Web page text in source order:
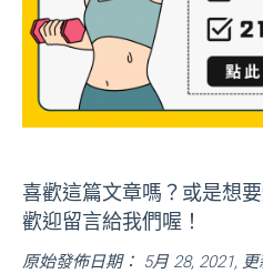
喜歡這篇文章嗎？或是想
歡迎留言給我們喔！
原始發佈日期： 5月 28, 2021,